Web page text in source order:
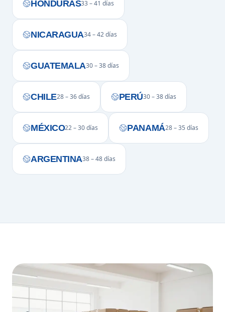
HONDURAS33 – 41 días
NICARAGUA34 – 42 días
GUATEMALA30 – 38 días
CHILE28 – 36 días PERÚ30 – 38 días
MÉXICO22 – 30 días PANAMÁ28 – 35 días
ARGENTINA38 – 48 días